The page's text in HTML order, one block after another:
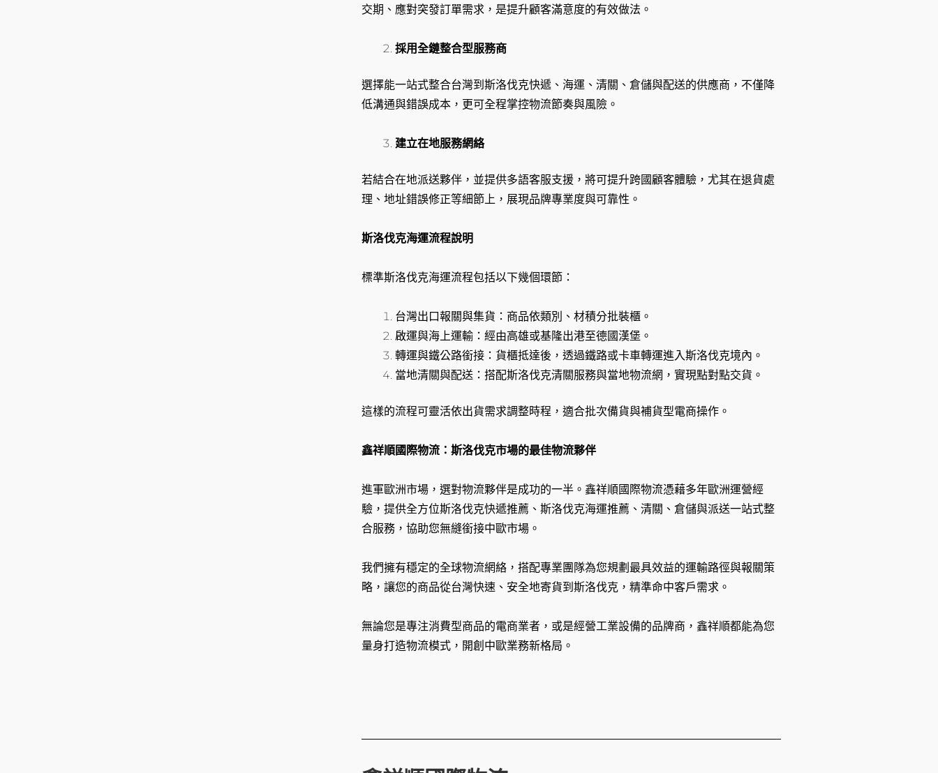
交期、應對突發訂單需求，是提升顧客滿意度的有效做法。
採用全鏈整合型服務商
選擇能一站式整合台灣到斯洛伐克快遞、海運、清關、倉儲與配送的供應商，不僅降
低溝通與錯誤成本，更可全程掌控物流節奏與風險。
建立在地服務網絡
若結合在地派送夥伴，並提供多語客服支援，將可提升跨國顧客體驗，尤其在退貨處
理、地址錯誤修正等細節上，展現品牌專業度與可靠性。
斯洛伐克海運流程說明
標準斯洛伐克海運流程包括以下幾個環節：
台灣出口報關與集貨：商品依類別、材積分批裝櫃。
啟運與海上運輸：經由高雄或基隆出港至德國漢堡。
轉運與鐵公路銜接：貨櫃抵達後，透過鐵路或卡車轉運進入斯洛伐克境內。
當地清關與配送：搭配斯洛伐克清關服務與當地物流網，實現點對點交貨。
這樣的流程可靈活依出貨需求調整時程，適合批次備貨與補貨型電商操作。
鑫祥順國際物流：斯洛伐克市場的最佳物流夥伴
進軍歐洲市場，選對物流夥伴是成功的一半。鑫祥順國際物流憑藉多年歐洲運營經
驗，提供全方位斯洛伐克快遞推薦、斯洛伐克海運推薦、清關、倉儲與派送一站式整
合服務，協助您無縫銜接中歐市場。
我們擁有穩定的全球物流網絡，搭配專業團隊為您規劃最具效益的運輸路徑與報關策
略，讓您的商品從台灣快速、安全地寄貨到斯洛伐克，精準命中客戶需求。
無論您是專注消費型商品的電商業者，或是經營工業設備的品牌商，鑫祥順都能為您
量身打造物流模式，開創中歐業務新格局。